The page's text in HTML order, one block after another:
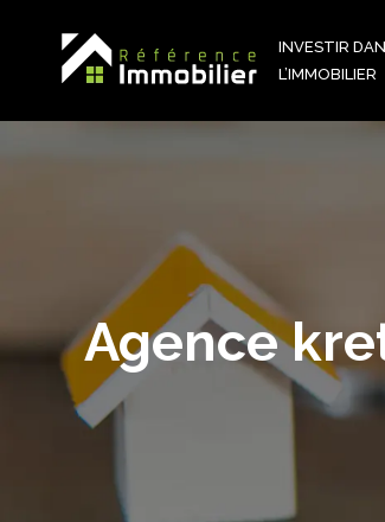
INVESTIR
L’IMMOBILIER
Agence